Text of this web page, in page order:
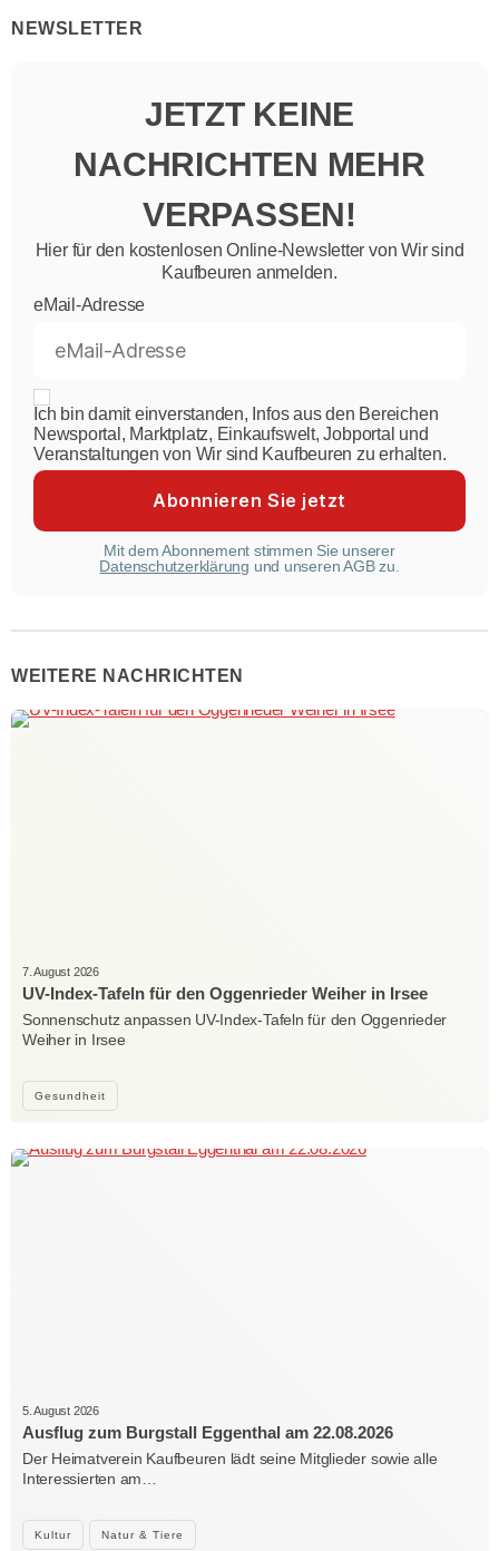
NEWSLETTER
JETZT KEINE
NACHRICHTEN MEHR
VERPASSEN!
Hier für den kostenlosen Online-Newsletter von Wir sind
Kaufbeuren anmelden.
eMail-Adresse
Ich bin damit einverstanden, Infos aus den Bereichen
Newsportal, Marktplatz, Einkaufswelt, Jobportal und
Veranstaltungen von Wir sind Kaufbeuren zu erhalten.
Mit dem Abonnement stimmen Sie unserer
Datenschutzerklärung und unseren AGB zu.
WEITERE NACHRICHTEN
Gesundheit
7. August 2026
UV-Index-Tafeln für den Oggenrieder Weiher in Irsee
Sonnenschutz anpassen UV-Index-Tafeln für den Oggenrieder
Weiher in Irsee
Kultur Natur & Tiere
5. August 2026
Ausflug zum Burgstall Eggenthal am 22.08.2026
Der Heimatverein Kaufbeuren lädt seine Mitglieder sowie alle
Interessierten am…